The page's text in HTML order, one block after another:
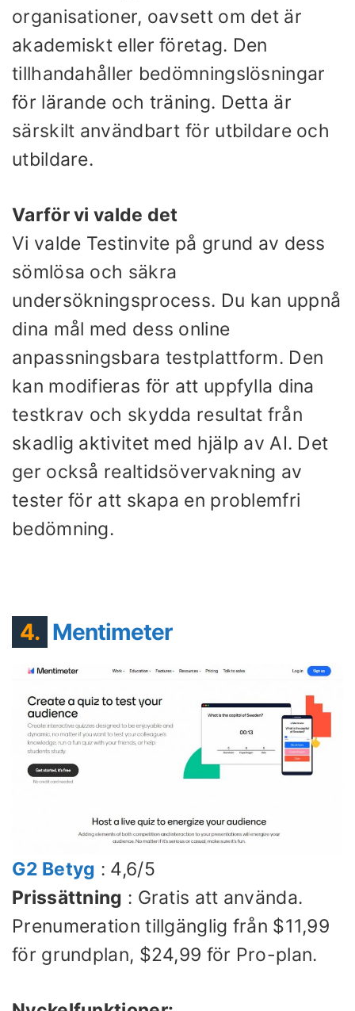
organisationer, oavsett om det är
akademiskt eller företag. Den
tillhandahåller bedömningslösningar
för lärande och träning. Detta är
särskilt användbart för utbildare och
utbildare.
Varför vi valde det
Vi valde Testinvite på grund av dess
sömlösa och säkra
undersökningsprocess. Du kan uppnå
dina mål med dess online
anpassningsbara testplattform. Den
kan modifieras för att uppfylla dina
testkrav och skydda resultat från
skadlig aktivitet med hjälp av AI. Det
ger också realtidsövervakning av
tester för att skapa en problemfri
bedömning.
4. Mentimeter
G2 Betyg : 4,6/5
Prissättning : Gratis att använda.
Prenumeration tillgänglig från $11,99
för grundplan, $24,99 för Pro-plan.